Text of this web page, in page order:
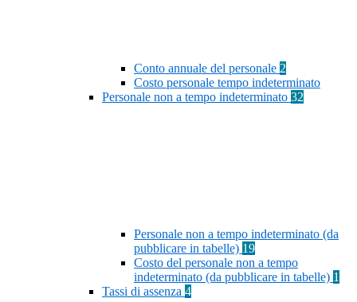
Conto annuale del personale 2
Costo personale tempo indeterminato
Personale non a tempo indeterminato 32
Personale non a tempo indeterminato (da
pubblicare in tabelle) 19
Costo del personale non a tempo
indeterminato (da pubblicare in tabelle) 1
Tassi di assenza 4